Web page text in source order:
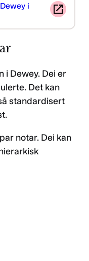
i
i Dewey. Dei er
Det kan
standardisert
notar. Dei kan